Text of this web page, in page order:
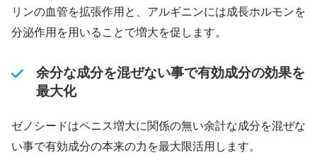
リンの血管を拡張作用と、アルギニンには成長ホルモンを
分泌作用を用いることで増大を促します。
余分な成分を混ぜない事で有効成分の効果を
最大化
ゼノシードはペニス増大に関係の無い余計な成分を混ぜな
い事で有効成分の本来の力を最大限活用します。